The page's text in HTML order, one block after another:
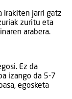
irakiten jarri gatz
zuritu eta
arabera.
Ez da
izango da 5-7
egosketa